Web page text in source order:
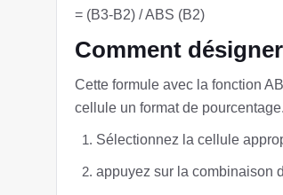
= (B3-B2) / ABS (B2)
Comment
Cette formule avec la fonction
cellule un format de
Sélectionnez la cellule
appuyez sur la combinaison